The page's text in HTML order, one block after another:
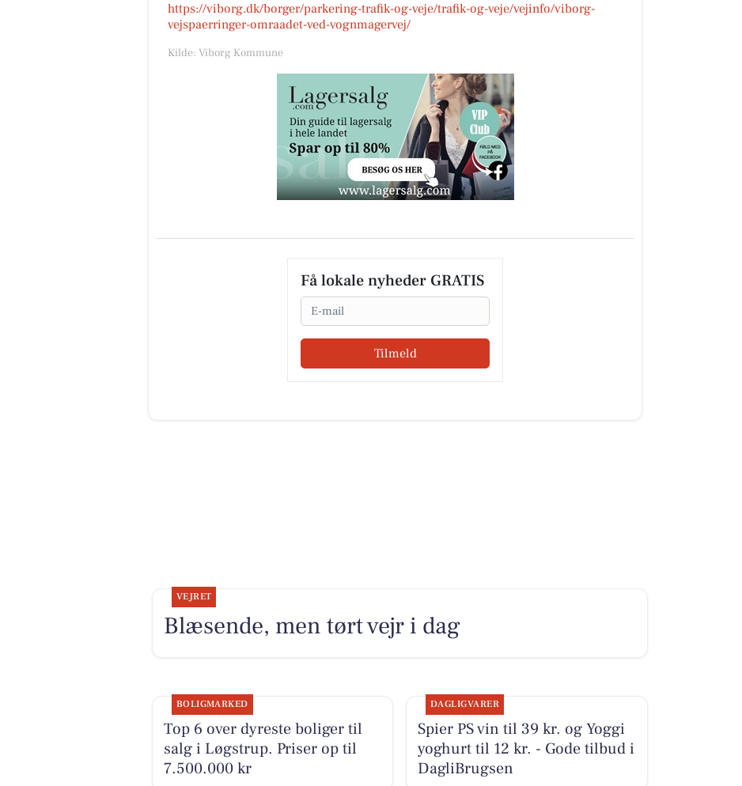
https://viborg.dk/borger/parkering-trafik-og-veje/trafik-og-veje/vejinfo/viborg-
vejspaerringer-omraadet-ved-vognmagervej/
Kilde: Viborg Kommune
Få lokale nyheder GRATIS
Email
Tilmeld
VEJRET
Blæsende, men tørt vejr i dag
BOLIGMARKED
Top 6 over dyreste boliger til
salg i Løgstrup. Priser op til
7.500.000 kr
DAGLIGVARER
Spier PS vin til 39 kr. og Yoggi
yoghurt til 12 kr. - Gode tilbud i
DagliBrugsen